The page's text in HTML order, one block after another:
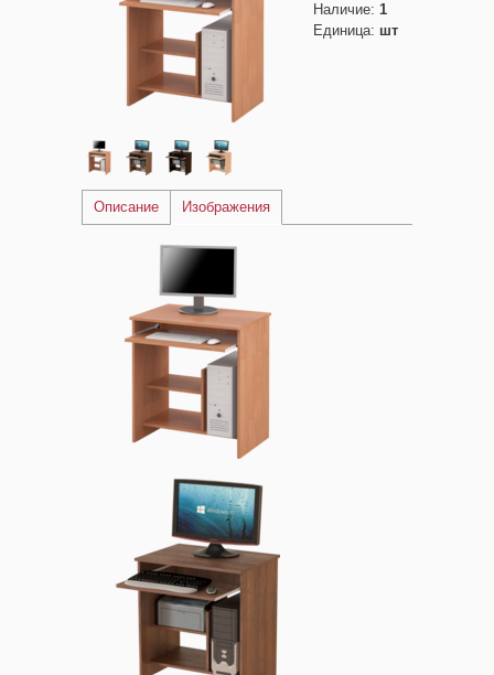
Наличие: 1
Единица: шт
Описание Изображения